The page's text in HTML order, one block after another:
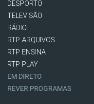
DESPORTO
TELEVISÃO
RÁDIO
RTP ARQUIVOS
RTP ENSINA
RTP PLAY
EM DIRETO
REVER PROGRAMAS